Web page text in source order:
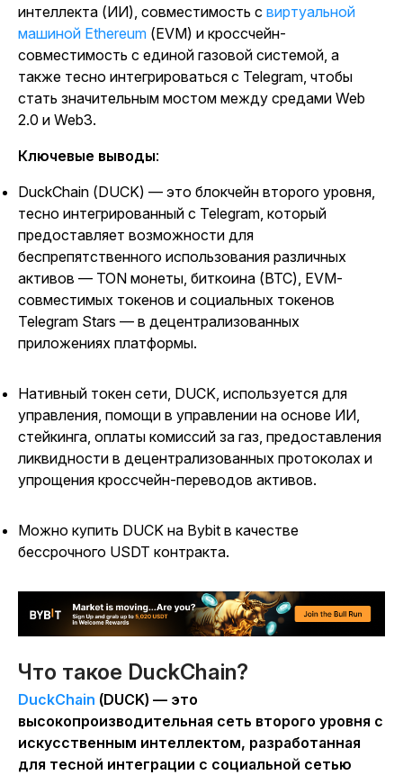
интеллекта (ИИ), совместимость с виртуальной
машиной Ethereum (EVM) и кроссчейн-
совместимость с единой газовой системой, а
также тесно интегрироваться с Telegram, чтобы
стать значительным мостом между средами Web
2.0 и Web3.
Ключевые выводы:
DuckChain (DUCK) — это блокчейн второго уровня,
тесно интегрированный с Telegram, который
предоставляет возможности для
беспрепятственного использования различных
активов — TON монеты, биткоина (BTC), EVM-
совместимых токенов и социальных токенов
Telegram Stars — в децентрализованных
приложениях платформы.
Нативный токен сети, DUCK, используется для
управления, помощи в управлении на основе ИИ,
стейкинга, оплаты комиссий за газ, предоставления
ликвидности в децентрализованных протоколах и
упрощения кроссчейн-переводов активов.
Можно купить DUCK на Bybit в качестве
бессрочного USDT контракта.
Что такое DuckChain?
DuckChain (DUCK) — это
высокопроизводительная сеть второго уровня с
искусственным интеллектом, разработанная
для тесной интеграции с социальной сетью